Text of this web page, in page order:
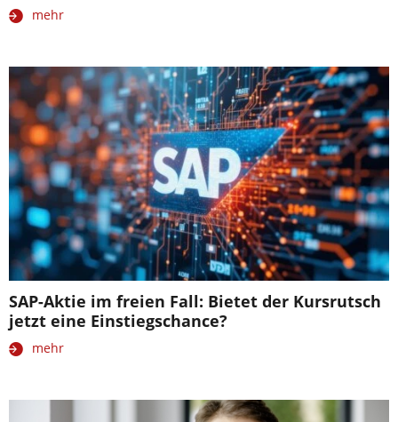
mehr
SAP-Aktie im freien Fall: Bietet der Kursrutsch
jetzt eine Einstiegschance?
mehr